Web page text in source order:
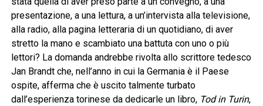
presentazione, a una lettura, a un’intervista alla televisione,
alla radio, alla pagina letteraria di un quotidiano, di aver
stretto la mano e scambiato una battuta con uno o più
lettori? La domanda andrebbe rivolta allo scrittore tedesco
Jan Brandt che, nell’anno in cui la Germania è il Paese
ospite, afferma che è uscito talmente turbato
dall’esperienza torinese da dedicarle un libro, Tod in Turin,